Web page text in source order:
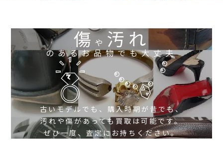
傷や 汚れ
のあるお品物でも大丈夫
古いモデルでも、購入時期が昔でも、
汚れや傷があっても買取は可能です。
ぜひ一度、査定にお持ちください。